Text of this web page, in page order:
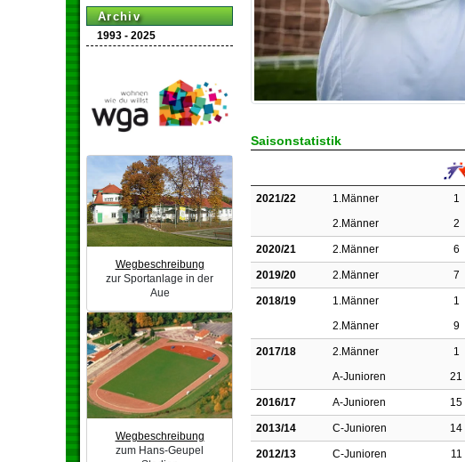
Archiv
1993 - 2025
Wegbeschreibung
zur Sportanlage in der
Aue
Wegbeschreibung
zum Hans-Geupel
Saisonstatistik
2021/22 1.Männer 1
2.Männer
2
2020/21 2.Männer 6
2019/20 2.Männer 7
2018/19 1.Männer 1
2.Männer
9
2017/18 2.Männer 1
A-Junioren
21
2016/17 A-Junioren 15
2013/14 C-Junioren 14
2012/13 C-Junioren 11